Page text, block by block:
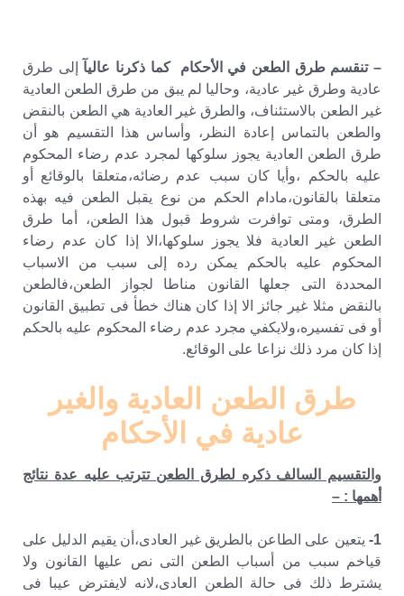
– تنقسم طرق الطعن في الأحكام كما ذكرنا عاليآ إلى طرق
عادية وطرق غير عادية، وحاليا لم يبق من طرق الطعن العادية
غير الطعن بالاستئناف، والطرق غير العادية هي الطعن بالنقض
والطعن بالتماس إعادة النظر، وأساس هذا التقسيم هو أن
طرق الطعن العادية يجوز سلوكها لمجرد عدم رضاء المحكوم
عليه بالحكم ،وأيا كان سبب عدم رضائه،متعلقا بالوقائع أو
متعلقا بالقانون،مادام الحكم من نوع يقبل الطعن فيه بهذه
الطرق، ومتى توافرت شروط قبول هذا الطعن، أما طرق
الطعن غير العادية فلا يجوز سلوكها،الا إذا كان عدم رضاء
المحكوم عليه بالحكم يمكن رده إلى سبب من الاسباب
المحددة التى جعلها القانون مناطا لجواز الطعن،فالطعن
بالنقض مثلا غير جائز الا إذا كان هناك خطأ فى تطبيق القانون
أو فى تفسيره،ولايكفي مجرد عدم رضاء المحكوم عليه بالحكم
إذا كان مرد ذلك نزاعا على الوقائع.
طرق الطعن العادية والغير
عادية في الأحكام
والتقسيم السالف ذكره لطرق الطعن تترتب عليه عدة نتائج
أهمها : –
1-
يتعين على الطاعن بالطريق غير العادى،أن يقيم الدليل على
قياخم سبب من أسباب الطعن التى نص عليها القانون ولا
يشترط ذلك فى حالة الطعن العادى،لانه لايفترض عيبا فى